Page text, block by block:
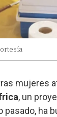
mujeres
, un
pasado, ha